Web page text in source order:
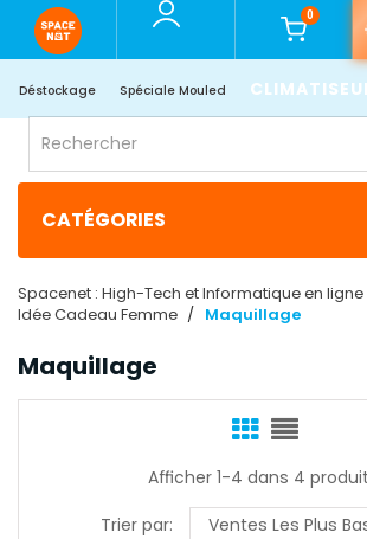
0
Déstockage Spéciale Mouled
CATÉGORIES
Spacenet : High-Tech et Informatique en ligne
Idée Cadeau Femme
Maquillage
Maquillage
Afficher 1-4 dans 4
Trier par:
Ventes Les Plus